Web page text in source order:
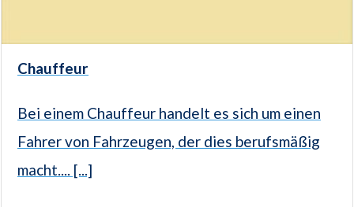
Chauffeur
Bei einem Chauffeur handelt es sich um einen
Fahrer von Fahrzeugen, der dies berufsmäßig
macht.... [...]